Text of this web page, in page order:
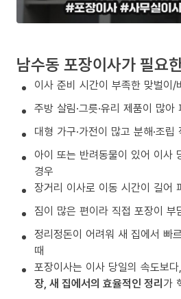
남수동 포장이사가 필요
이사 준비 시간이 부족한 맞벌이/
주방 살림·그릇·유리 제품이 많
대형 가구·가전이 많고 분해·조
아이 또는 반려동물이 있어 이사
경우
장거리 이사로 이동 시간이 길어
짐이 많은 편이라 직접 포장이 부
정리정돈이 어려워 새 집에서 빠
때
포장이사는 이사 당일의 속도보다,
장, 새 집에서의 효율적인 정리가